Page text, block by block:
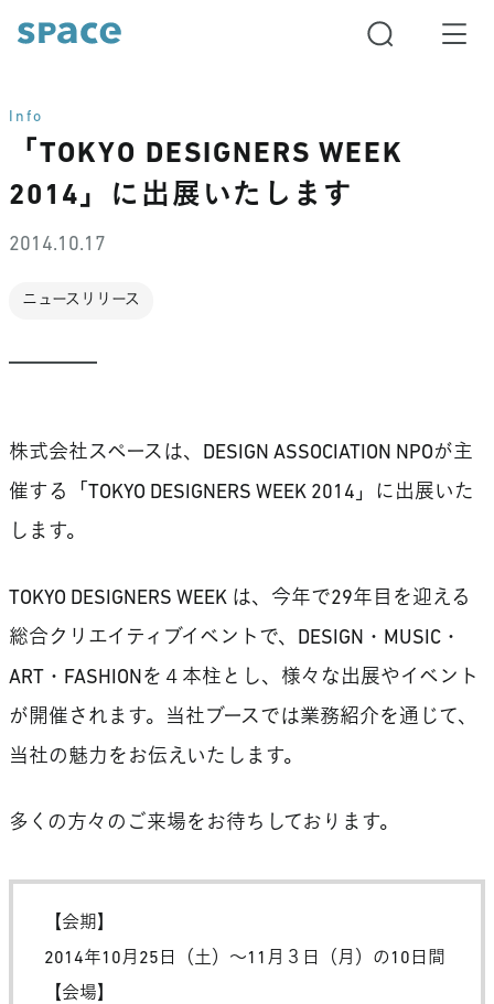
Info
「TOKYO DESIGNERS WEEK
2014」に出展いたします
2014.10.17
ニュースリリース
株式会社スペースは、DESIGN ASSOCIATION NPOが主
催する「TOKYO DESIGNERS WEEK 2014」に出展いた
します。
TOKYO DESIGNERS WEEK は、今年で29年目を迎える
総合クリエイティブイベントで、DESIGN・MUSIC・
ART・FASHIONを４本柱とし、様々な出展やイベント
が開催されます。当社ブースでは業務紹介を通じて、
当社の魅力をお伝えいたします。
多くの方々のご来場をお待ちしております。
【会期】
2014年10月25日（土）～11月３日（月）の10日間
【会場】